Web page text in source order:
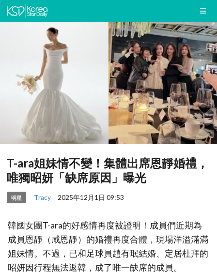
T-ara姐妹情不變！集體出席恩靜婚禮，
唯獨昭妍「缺席原因」曝光
明星 Tracy 2025年12月1日 09:53
韓國女團T-ara的好感情再度被證明！成員們近期為
成員恩靜（咸恩靜）的婚禮再度合體，現場洋溢滿滿
姐妹情。不過，已和足球員趙有珉結婚、定居杜拜的
昭妍因行程無法返韓，成了唯一缺席的成員。